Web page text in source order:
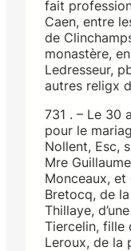
fait
Caen, entre
de
monastère,
Ledresseur,
autres religx
731 . – Le 30
pour le
Nollent, Esc,
Mre
Monceaux,
Bretocq, de
Thillaye,
Tiercelin, fille
Leroux, de la